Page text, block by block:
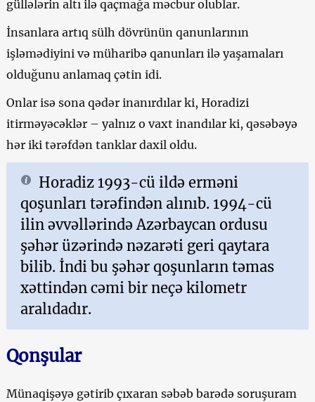
güllələrin altı ilə qaçmağa məcbur olublar.
İnsanlara artıq sülh dövrünün qanunlarının
işləmədiyini və müharibə qanunları ilə yaşamaları
olduğunu anlamaq çətin idi.
Onlar isə sona qədər inanırdılar ki, Horadizi
itirməyəcəklər – yalnız o vaxt inandılar ki, qəsəbəyə
hər iki tərəfdən tanklar daxil oldu.
Horadiz 1993-cü ildə erməni
qoşunları tərəfindən alınıb. 1994-cü
ilin əvvəllərində Azərbaycan ordusu
şəhər üzərində nəzarəti geri qaytara
bilib. İndi bu şəhər qoşunların təmas
xəttindən cəmi bir neçə kilometr
aralıdadır.
Qonşular
Münaqişəyə gətirib çıxaran səbəb barədə soruşuram